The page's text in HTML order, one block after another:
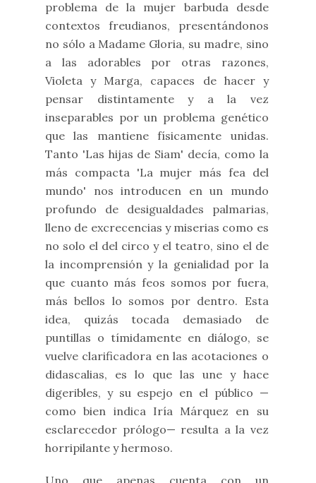
problema de la mujer barbuda desde
contextos freudianos, presentándonos
no sólo a Madame Gloria, su madre, sino
a las adorables por otras razones,
Violeta y Marga, capaces de hacer y
pensar distintamente y a la vez
inseparables por un problema genético
que las mantiene físicamente unidas.
Tanto 'Las hijas de Siam' decía, como la
más compacta 'La mujer más fea del
mundo' nos introducen en un mundo
profundo de desigualdades palmarias,
lleno de excrecencias y miserias como es
no solo el del circo y el teatro, sino el de
la incomprensión y la genialidad por la
que cuanto más feos somos por fuera,
más bellos lo somos por dentro. Esta
idea, quizás tocada demasiado de
puntillas o tímidamente en diálogo, se
vuelve clarificadora en las acotaciones o
didascalias, es lo que las une y hace
digeribles, y su espejo en el público —
como bien indica Iría Márquez en su
esclarecedor prólogo— resulta a la vez
horripilante y hermoso.